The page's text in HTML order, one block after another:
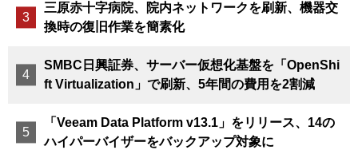
三原赤十字病院、院内ネットワークを刷新、機器交
換時の復旧作業を簡素化
SMBC日興証券、サーバー仮想化基盤を「OpenShi
ft Virtualization」で刷新、5年間の費用を2割減
「Veeam Data Platform v13.1」をリリース、14の
ハイパーバイザーをバックアップ対象に